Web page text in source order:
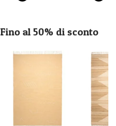
Fino al 50% di sconto